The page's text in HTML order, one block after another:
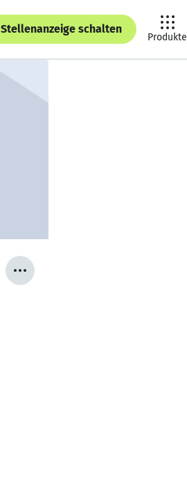
Stellenanzeige schalten
Produkte